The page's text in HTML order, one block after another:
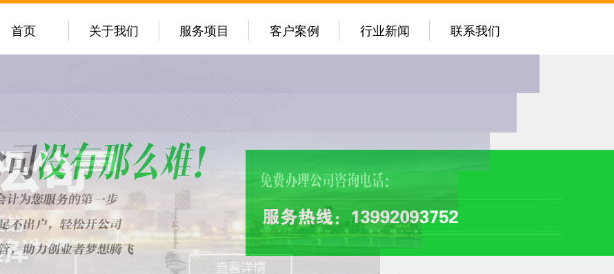
首页 关于我们 服务项目 客户案例 行业新闻 联系我们